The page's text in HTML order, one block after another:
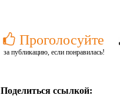
Проголосуйте
за публикацию, если понравилась!
Поделиться ссылкой: